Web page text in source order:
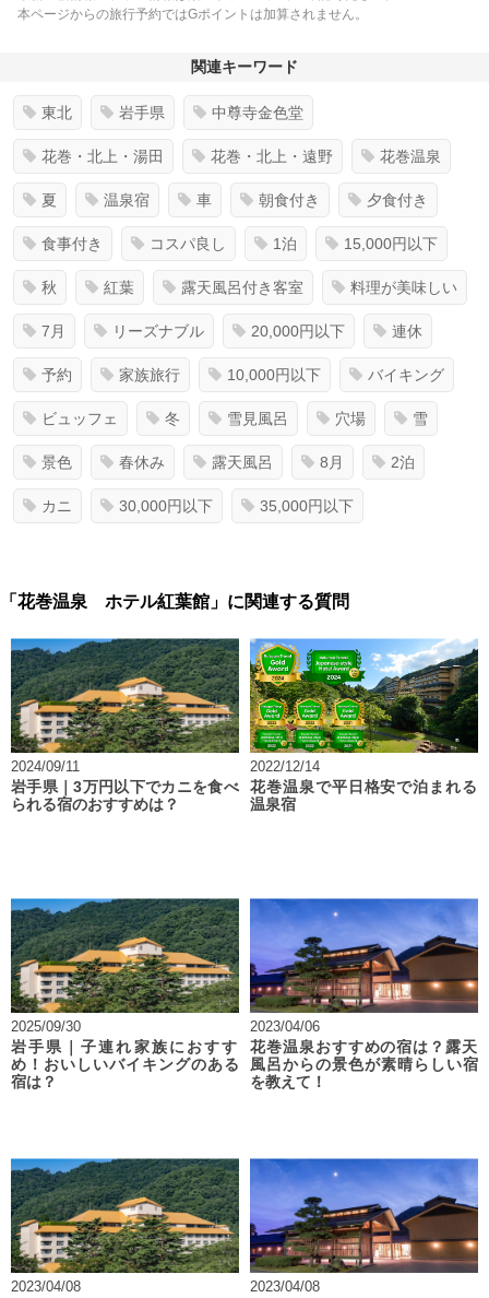
本ページからの旅行予約ではGポイントは加算されません。
関連キーワード
東北 岩手県 中尊寺金色堂
花巻・北上・湯田 花巻・北上・遠野 花巻温泉
夏 温泉宿 車 朝食付き 夕食付き
食事付き コスパ良し 1泊 15,000円以下
秋 紅葉 露天風呂付き客室 料理が美味しい
7月 リーズナブル 20,000円以下 連休
予約 家族旅行 10,000円以下 バイキング
ビュッフェ 冬 雪見風呂 穴場 雪
景色 春休み 露天風呂 8月 2泊
カニ 30,000円以下 35,000円以下
「花巻温泉 ホテル紅葉館」に関連する質問
2024/09/11
岩手県｜3万円以下でカニを食べ
られる宿のおすすめは？
2022/12/14
花巻温泉で平日格安で泊まれる
温泉宿
2025/09/30
岩手県｜子連れ家族におすす
め！おいしいバイキングのある
宿は？
2023/04/06
花巻温泉おすすめの宿は？露天
風呂からの景色が素晴らしい宿
を教えて！
2023/04/08
2023/04/08